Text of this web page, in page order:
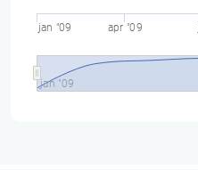
jan "09 apr "09
jan "09